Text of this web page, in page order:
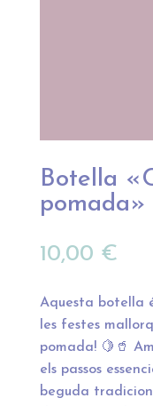
Botella
pomada»
10,00 €
Aquesta botella
les festes
pomada! 🍋🥤
els passos
beguda